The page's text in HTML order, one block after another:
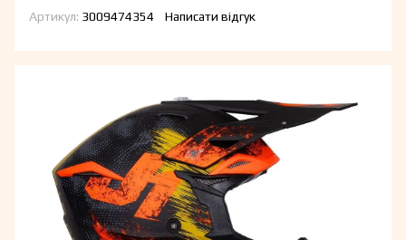
Артикул: 3009474354 Написати відгук